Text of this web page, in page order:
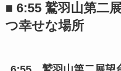
■ 6:55 鷲羽山第二
つ幸せな場所